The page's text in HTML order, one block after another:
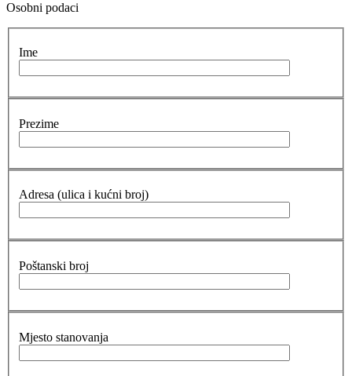
Osobni podaci
Ime
Prezime
Adresa (ulica i kućni broj)
Poštanski broj
Mjesto stanovanja